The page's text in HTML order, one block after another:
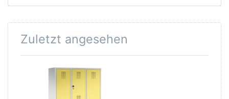
Zuletzt angesehen